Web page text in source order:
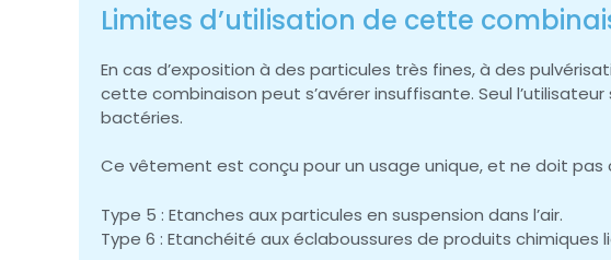
Limites d’utilisation de cette
En cas d’exposition à des particules très fines, à des
cette combinaison peut s’avérer insuffisante. Seul
bactéries.
Ce vêtement est conçu pour un usage unique, et ne doit
Type 5 : Etanches aux particules en suspension dans l’air.
Type 6 : Etanchéité aux éclaboussures de produits chimiques